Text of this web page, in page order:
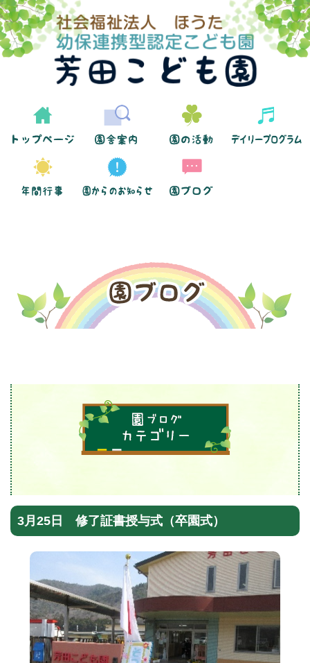
3月25日 修了証書授与式（卒園式）